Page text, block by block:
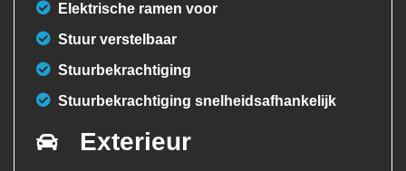
Elektrische ramen voor
Stuur verstelbaar
Stuurbekrachtiging
Stuurbekrachtiging snelheidsafhankelijk
Exterieur